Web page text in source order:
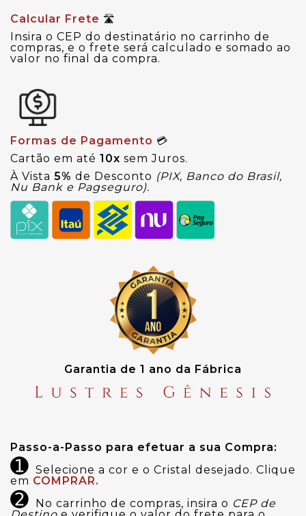
Calcular Frete 🛣
Insira o CEP do destinatário no carrinho de
compras, e o frete será calculado e somado ao
valor no final da compra.
Formas de Pagamento 💳
Cartão em até 10x sem Juros.
À Vista 5% de Desconto (PIX, Banco do Brasil,
Nu Bank e Pagseguro).
Garantia de 1 ano da Fábrica
Passo-a-Passo para efetuar a sua Compra:
➊ Selecione a cor e o Cristal desejado. Clique
em COMPRAR.
➋ No carrinho de compras, insira o CEP de